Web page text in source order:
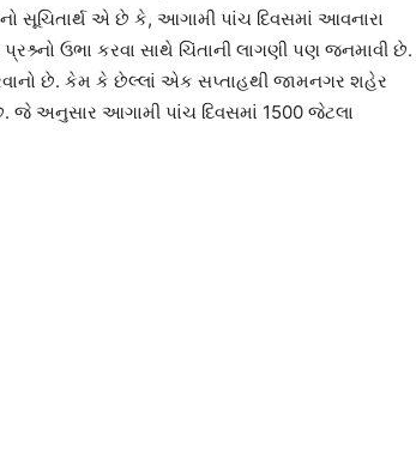
સૂચિતાર્થ એ છે કે, આગામી પાંચ દિવસમાં આવનારા
ઉભા કરવા સાથે ચિંતાની લાગણી પણ જનમાવી છે.
છે. કેમ કે છેલ્લાં એક સપ્તાહથી જામનગર શહેર
જે અનુસાર આગામી પાંચ દિવસમાં 1500 જેટલા